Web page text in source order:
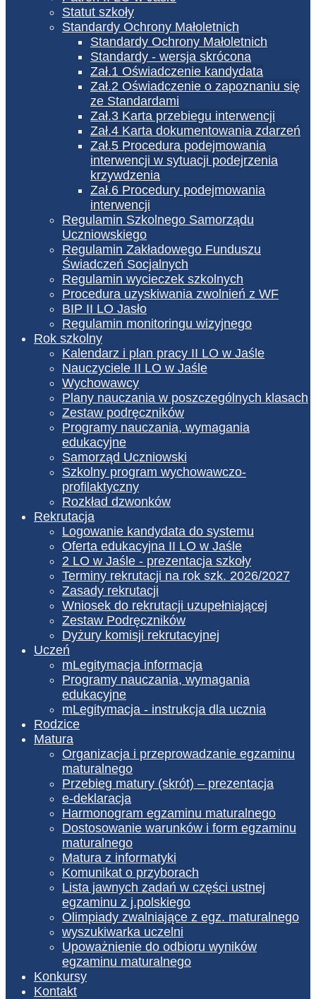
Statut szkoły
Standardy Ochrony Małoletnich
Standardy Ochrony Małoletnich
Standardy - wersja skrócona
Zał.1 Oświadczenie kandydata
Zał.2 Oświadczenie o zapoznaniu się
ze Standardami
Zał.3 Karta przebiegu interwencji
Zał.4 Karta dokumentowania zdarzeń
Zał.5 Procedura podejmowania
interwencji w sytuacji podejrzenia
krzywdzenia
Zał.6 Procedury podejmowania
interwencji
Regulamin Szkolnego Samorządu
Uczniowskiego
Regulamin Zakładowego Funduszu
Świadczeń Socjalnych
Regulamin wycieczek szkolnych
Procedura uzyskiwania zwolnień z WF
BIP II LO Jasło
Regulamin monitoringu wizyjnego
Rok szkolny
Kalendarz i plan pracy II LO w Jaśle
Nauczyciele II LO w Jaśle
Wychowawcy
Plany nauczania w poszczególnych klasach
Zestaw podręczników
Programy nauczania, wymagania
edukacyjne
Samorząd Uczniowski
Szkolny program wychowawczo-
profilaktyczny
Rozkład dzwonków
Rekrutacja
Logowanie kandydata do systemu
Oferta edukacyjna II LO w Jaśle
2 LO w Jaśle - prezentacja szkoły
Terminy rekrutacji na rok szk. 2026/2027
Zasady rekrutacji
Wniosek do rekrutacji uzupełniającej
Zestaw Podręczników
Dyżury komisji rekrutacyjnej
Uczeń
mLegitymacja informacja
Programy nauczania, wymagania
edukacyjne
mLegitymacja - instrukcja dla ucznia
Rodzice
Matura
Organizacja i przeprowadzanie egzaminu
maturalnego
Przebieg matury (skrót) – prezentacja
e-deklaracja
Harmonogram egzaminu maturalnego
Dostosowanie warunków i form egzaminu
maturalnego
Matura z informatyki
Komunikat o przyborach
Lista jawnych zadań w części ustnej
egzaminu z j.polskiego
Olimpiady zwalniające z egz. maturalnego
wyszukiwarka uczelni
Upoważnienie do odbioru wyników
egzaminu maturalnego
Konkursy
Kontakt